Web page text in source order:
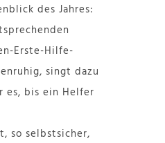
des Jahres:
Erste-Hilfe-
singt dazu
es, bis ein Helfer
so selbstsicher,